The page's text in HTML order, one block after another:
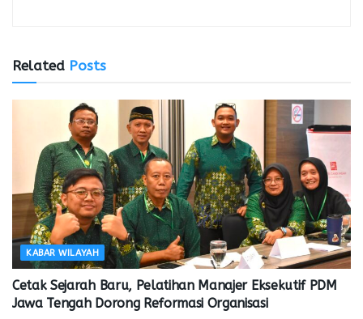
Related Posts
KABAR WILAYAH
Cetak Sejarah Baru, Pelatihan Manajer Eksekutif PDM
Jawa Tengah Dorong Reformasi Organisasi